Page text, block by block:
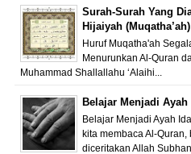
Surah-Surah Yang
Hijaiyah (Muqatha’ah)
Huruf Muqatha'ah
Menurunkan Al-Quran
Muhammad Shallallahu ‘Alaihi...
Belajar Menjadi
Belajar Menjadi Ayah
kita membaca Al-
diceritakan Allah